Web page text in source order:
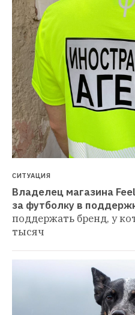
СИТУАЦИЯ
Владелец магазина
за футболку в
поддержать бренд, у
тысяч